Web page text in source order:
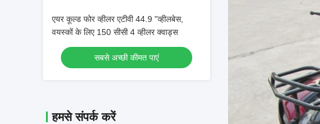
एयर कूल्ड फोर व्हीलर एटीवी 44.9 "व्हीलबेस,
वयस्कों के लिए 150 सीसी 4 व्हीलर क्वाड्स
सबसे अच्छी कीमत पाएं
हमसे संपर्क करें